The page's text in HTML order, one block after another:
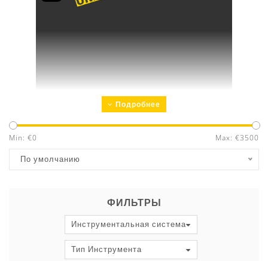
Оптимальные материалы
Закалка в соответствии с
производственными задачами
Подробнее
Min: €0 Max: €3500
По умолчанию
ФИЛЬТРЫ
Инструментальная система
Тип Инструмента